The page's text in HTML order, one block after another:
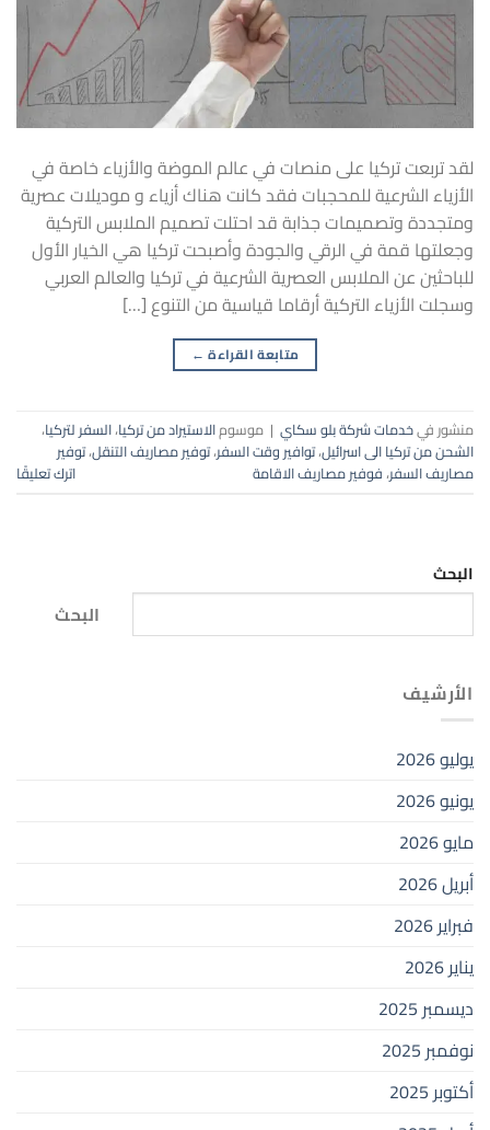
لقد تربعت تركيا على منصات في عالم الموضة والأزياء خاصة في
الأزياء الشرعية للمحجبات فقد كانت هناك أزياء و موديلات عصرية
ومتجددة وتصميمات جذابة قد احتلت تصميم الملابس التركية
وجعلتها قمة في الرقي والجودة وأصبحت تركيا هي الخيار الأول
للباحثين عن الملابس العصرية الشرعية في تركيا والعالم العربي
وسجلت الأزياء التركية أرقاما قياسية من التنوع […]
متابعة القراءة ←
منشور فيخدمات شركة بلو سكاي | موسومالاستيراد من تركيا،السفر لتركيا،
الشحن من تركيا الى اسرائيل،توافير وقت السفر،توفير مصاريف التنقل،توفير
مصاريف السفر،فوفير مصاريف الاقامة اترك تعليقًا
البحث
البحث
الأرشيف
يوليو 2026
يونيو 2026
مايو 2026
أبريل 2026
فبراير 2026
يناير 2026
ديسمبر 2025
نوفمبر 2025
أكتوبر 2025